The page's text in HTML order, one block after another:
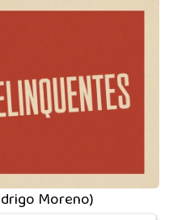
Moreno)